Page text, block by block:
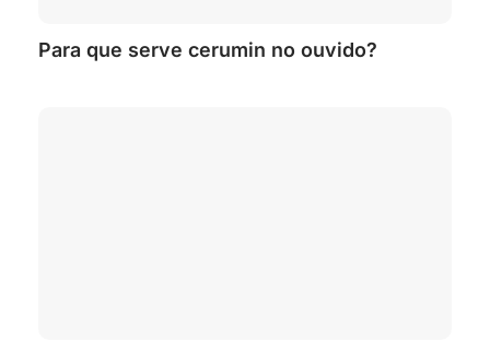
Para que serve cerumin no ouvido?